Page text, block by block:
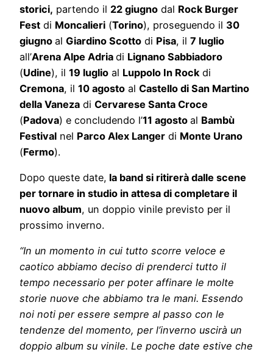
storici, partendo il 22 giugno dal Rock Burger
Fest di Moncalieri (Torino), proseguendo il 30
giugno al Giardino Scotto di Pisa, il 7 luglio
all’Arena Alpe Adria di Lignano Sabbiadoro
(Udine), il 19 luglio al Luppolo In Rock di
Cremona, il 10 agosto al Castello di San Martino
della Vaneza di Cervarese Santa Croce
(Padova) e concludendo l’11 agosto al Bambù
Festival nel Parco Alex Langer di Monte Urano
(Fermo).
Dopo queste date, la band si ritirerà dalle scene
per tornare in studio in attesa di completare il
nuovo album, un doppio vinile previsto per il
prossimo inverno.
“In un momento in cui tutto scorre veloce e
caotico abbiamo deciso di prenderci tutto il
tempo necessario per poter affinare le molte
storie nuove che abbiamo tra le mani. Essendo
noi noti per essere sempre al passo con le
tendenze del momento, per l’inverno uscirà un
doppio album su vinile. Le poche date estive che